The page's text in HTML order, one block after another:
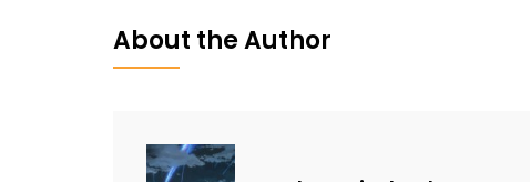
About the Author